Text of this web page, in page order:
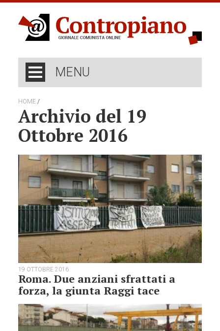
MENU
HOME /
Archivio del 19
Ottobre 2016
19 OTTOBRE 2016
Roma. Due anziani sfrattati a
forza, la giunta Raggi tace